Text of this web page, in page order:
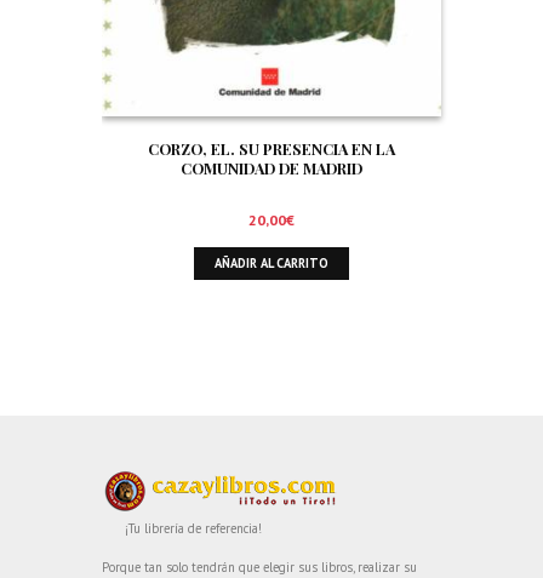
CORZO, EL. SU PRESENCIA EN LA
COMUNIDAD DE MADRID
20,00€
AÑADIR AL CARRITO
¡Tu librería de referencia!
Porque tan solo tendrán que elegir sus libros, realizar su